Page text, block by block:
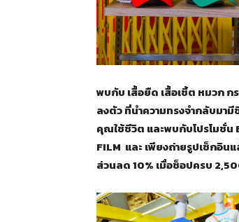
พบกับ เสื้อยืด เสื้อเชิ้ต หมวก ก
ลงตัว ที่นำความทรงจำกลับมา
คุณใช้ชีวิต และพบกับโปรโมชั่
FILM และ เพียงถ่ายรูปเช็กอิน
ส่วนลด 10% เมื่อช็อปครบ